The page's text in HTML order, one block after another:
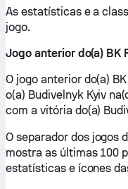
As estatísticas e a
jogo.
Jogo anterior do(a) BK
O jogo anterior do(a)
o(a) Budivelnyk Kyiv
com a vitória do(a)
O separador dos jogos
mostra as últimas 100
estatísticas e ícones